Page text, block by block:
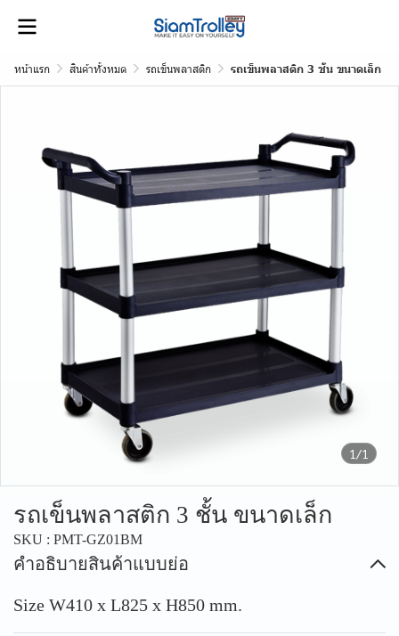
หน้าแรก สินค้าทั้งหมด รถเข็นพลาสติก รถเข็นพลาสติก 3 ชั้น ขนาดเล็ก
1/1
รถเข็นพลาสติก 3 ชั้น ขนาดเล็ก
SKU : PMT-GZ01BM
คำอธิบายสินค้าแบบย่อ
Size W410 x L825 x H850 mm.